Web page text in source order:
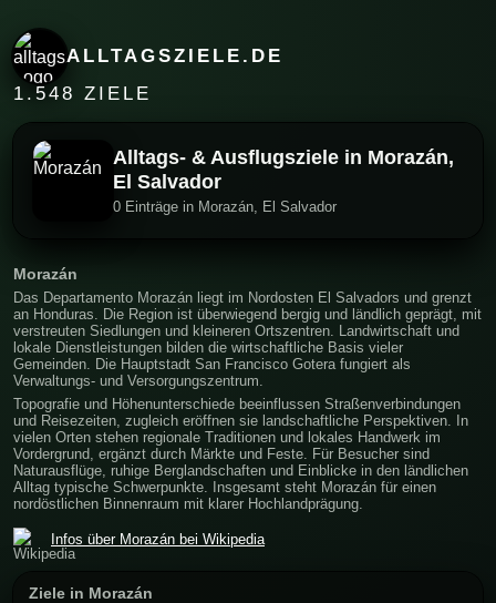
ALLTAGSZIELE.DE
1.548 ZIELE
Alltags- & Ausflugsziele in Morazán,
El Salvador
0 Einträge in Morazán, El Salvador
Morazán
Das Departamento Morazán liegt im Nordosten El Salvadors und grenzt
an Honduras. Die Region ist überwiegend bergig und ländlich geprägt, mit
verstreuten Siedlungen und kleineren Ortszentren. Landwirtschaft und
lokale Dienstleistungen bilden die wirtschaftliche Basis vieler
Gemeinden. Die Hauptstadt San Francisco Gotera fungiert als
Verwaltungs- und Versorgungszentrum.
Topografie und Höhenunterschiede beeinflussen Straßenverbindungen
und Reisezeiten, zugleich eröffnen sie landschaftliche Perspektiven. In
vielen Orten stehen regionale Traditionen und lokales Handwerk im
Vordergrund, ergänzt durch Märkte und Feste. Für Besucher sind
Naturausflüge, ruhige Berglandschaften und Einblicke in den ländlichen
Alltag typische Schwerpunkte. Insgesamt steht Morazán für einen
nordöstlichen Binnenraum mit klarer Hochlandprägung.
Infos über Morazán bei Wikipedia
Ziele in Morazán